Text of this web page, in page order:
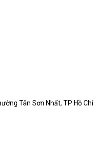
Tân Sơn Nhất, TP Hồ Chí